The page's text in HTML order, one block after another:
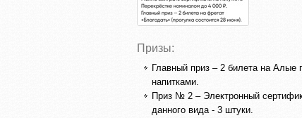
Призы:
Главный приз – 2 билета на Алые
напитками.
Приз № 2 – Электронный
данного вида - 3 штуки.